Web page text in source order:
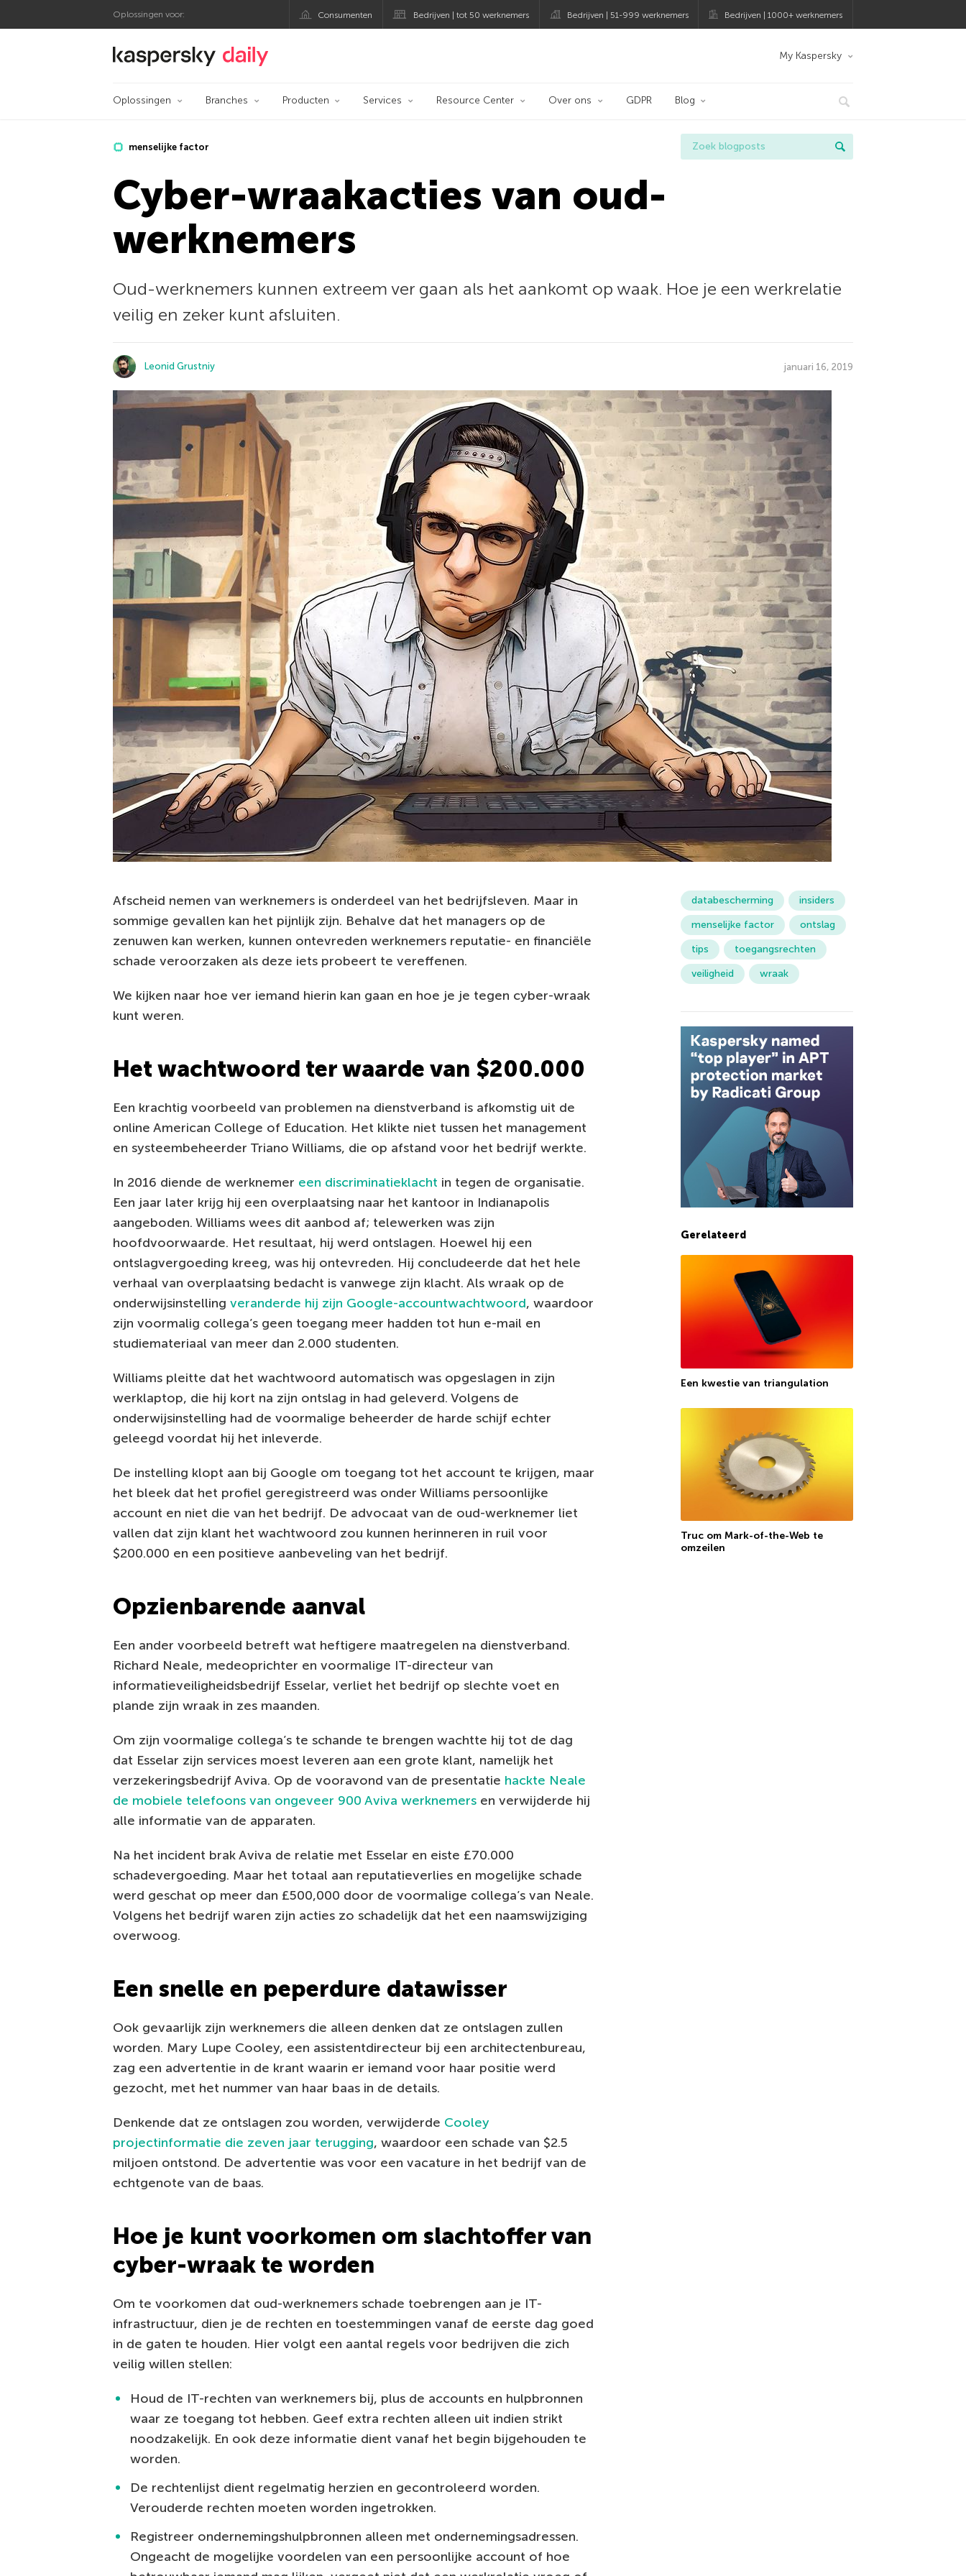
Oplossingen voor: Consumenten Bedrijven | tot 50 werknemers Bedrijven | 51-999 werknemers Bedrijven | 1000+ werknemers
Kaspersky official blog My Kaspersky
Oplossingen Branches Producten Services Resource Center Over ons GDPR Blog
menselijke factor
Cyber-wraakacties van oud-
werknemers
Oud-werknemers kunnen extreem ver gaan als het aankomt op waak. Hoe je een werkrelatie
veilig en zeker kunt afsluiten.
Leonid Grustniy januari 16, 2019
Afscheid nemen van werknemers is onderdeel van het bedrijfsleven. Maar in
sommige gevallen kan het pijnlijk zijn. Behalve dat het managers op de
zenuwen kan werken, kunnen ontevreden werknemers reputatie- en financiële
schade veroorzaken als deze iets probeert te vereffenen.
We kijken naar hoe ver iemand hierin kan gaan en hoe je je tegen cyber-wraak
kunt weren.
Het wachtwoord ter waarde van $200.000
Een krachtig voorbeeld van problemen na dienstverband is afkomstig uit de
online American College of Education. Het klikte niet tussen het management
en systeembeheerder Triano Williams, die op afstand voor het bedrijf werkte.
In 2016 diende de werknemer een discriminatieklacht in tegen de organisatie.
Een jaar later krijg hij een overplaatsing naar het kantoor in Indianapolis
aangeboden. Williams wees dit aanbod af; telewerken was zijn
hoofdvoorwaarde. Het resultaat, hij werd ontslagen. Hoewel hij een
ontslagvergoeding kreeg, was hij ontevreden. Hij concludeerde dat het hele
verhaal van overplaatsing bedacht is vanwege zijn klacht. Als wraak op de
onderwijsinstelling veranderde hij zijn Google-accountwachtwoord, waardoor
zijn voormalig collega’s geen toegang meer hadden tot hun e-mail en
studiemateriaal van meer dan 2.000 studenten.
Williams pleitte dat het wachtwoord automatisch was opgeslagen in zijn
werklaptop, die hij kort na zijn ontslag in had geleverd. Volgens de
onderwijsinstelling had de voormalige beheerder de harde schijf echter
geleegd voordat hij het inleverde.
De instelling klopt aan bij Google om toegang tot het account te krijgen, maar
het bleek dat het profiel geregistreerd was onder Williams persoonlijke
account en niet die van het bedrijf. De advocaat van de oud-werknemer liet
vallen dat zijn klant het wachtwoord zou kunnen herinneren in ruil voor
$200.000 en een positieve aanbeveling van het bedrijf.
Opzienbarende aanval
Een ander voorbeeld betreft wat heftigere maatregelen na dienstverband.
Richard Neale, medeoprichter en voormalige IT-directeur van
informatieveiligheidsbedrijf Esselar, verliet het bedrijf op slechte voet en
plande zijn wraak in zes maanden.
Om zijn voormalige collega’s te schande te brengen wachtte hij tot de dag
dat Esselar zijn services moest leveren aan een grote klant, namelijk het
verzekeringsbedrijf Aviva. Op de vooravond van de presentatie hackte Neale
de mobiele telefoons van ongeveer 900 Aviva werknemers en verwijderde hij
alle informatie van de apparaten.
Na het incident brak Aviva de relatie met Esselar en eiste £70.000
schadevergoeding. Maar het totaal aan reputatieverlies en mogelijke schade
werd geschat op meer dan £500,000 door de voormalige collega’s van Neale.
Volgens het bedrijf waren zijn acties zo schadelijk dat het een naamswijziging
overwoog.
Een snelle en peperdure datawisser
Ook gevaarlijk zijn werknemers die alleen denken dat ze ontslagen zullen
worden. Mary Lupe Cooley, een assistentdirecteur bij een architectenbureau,
zag een advertentie in de krant waarin er iemand voor haar positie werd
gezocht, met het nummer van haar baas in de details.
Denkende dat ze ontslagen zou worden, verwijderde Cooley
projectinformatie die zeven jaar terugging, waardoor een schade van $2.5
miljoen ontstond. De advertentie was voor een vacature in het bedrijf van de
echtgenote van de baas.
Hoe je kunt voorkomen om slachtoffer van
cyber-wraak te worden
Om te voorkomen dat oud-werknemers schade toebrengen aan je IT-
infrastructuur, dien je de rechten en toestemmingen vanaf de eerste dag goed
in de gaten te houden. Hier volgt een aantal regels voor bedrijven die zich
veilig willen stellen:
Houd de IT-rechten van werknemers bij, plus de accounts en hulpbronnen
waar ze toegang tot hebben. Geef extra rechten alleen uit indien strikt
noodzakelijk. En ook deze informatie dient vanaf het begin bijgehouden te
worden.
De rechtenlijst dient regelmatig herzien en gecontroleerd worden.
Verouderde rechten moeten worden ingetrokken.
Registreer ondernemingshulpbronnen alleen met ondernemingsadressen.
Ongeacht de mogelijke voordelen van een persoonlijke account of hoe
databescherming
insiders
menselijke factor
ontslag
tips
toegangsrechten
veiligheid
wraak
Gerelateerd
Een kwestie van triangulation
Truc om Mark-of-the-Web te
omzeilen